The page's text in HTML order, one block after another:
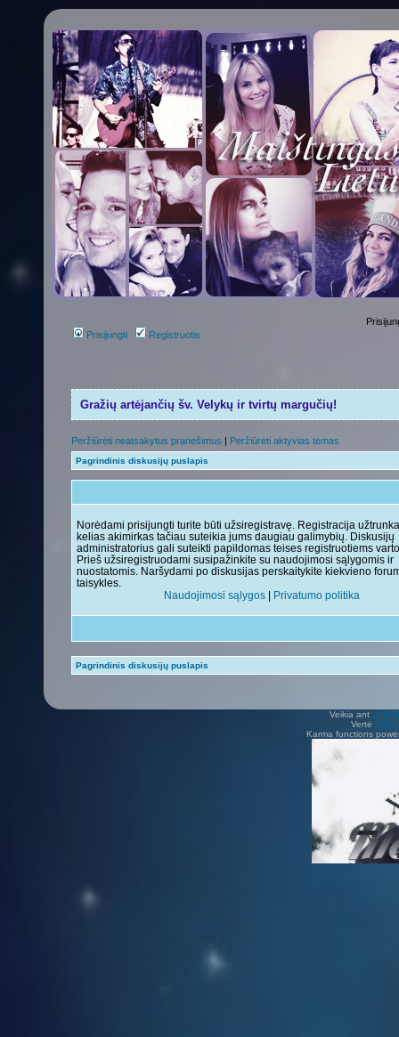
Prisijungti Registruotis
Gražių artėjančių šv. Velykų ir tvirtų margučių!
Peržiūrėti neatsakytus pranešimus | Peržiūrėti aktyvias temas
Pagrindinis diskusijų puslapis
Norėdami prisijungti turite būti užsiregistravę. Registracija
kelias akimirkas tačiau suteikia jums daugiau galimybių. Diskusijų
administratorius gali suteikti papildomas teises registruotiems
Prieš užsiregistruodami susipažinkite su naudojimosi sąlygomis ir
nuostatomis. Naršydami po diskusijas perskaitykite kiekvieno
taisykles.
Naudojimosi sąlygos | Privatumo politika
Pagrindinis diskusijų puslapis
Veikia ant
Vertė Vilius
Karma functions